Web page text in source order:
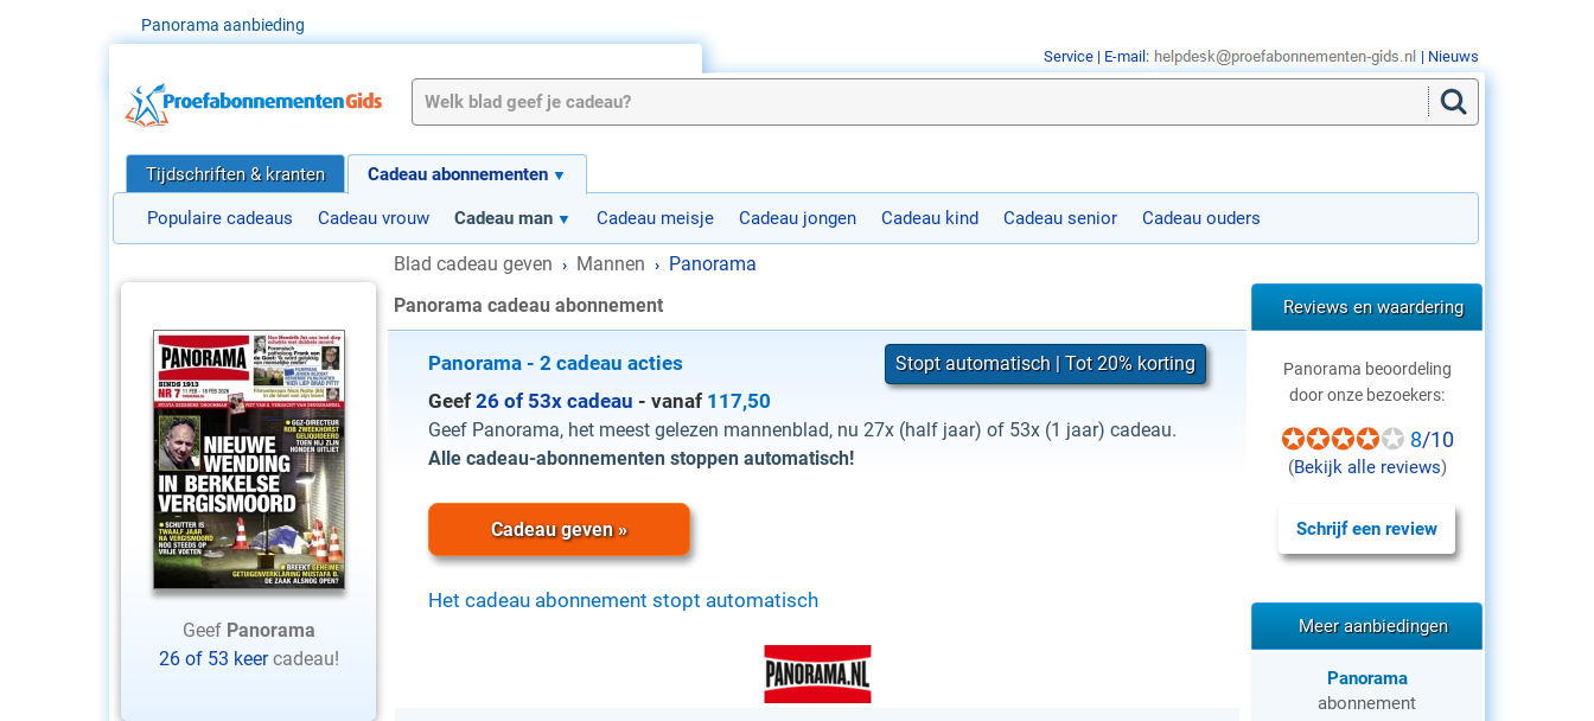
Panorama aanbieding
Tijdschriften & kranten Cadeau abonnementen
Populaire cadeaus Cadeau vrouw Cadeau man Cadeau meisje Cadeau jongen Cadeau kind Cadeau senior Cadeau ouders
Blad cadeau geven › Mannen › Panorama
Geef Panorama
26 of 53 keercadeau!
Panorama cadeau abonnement
Stopt automatisch | Tot 20% korting
Panorama - 2 cadeau acties
Geef 26 of 53x cadeau - vanaf 117,50
Geef Panorama, het meest gelezen mannenblad, nu 27x (half jaar) of 53x (1 jaar) cadeau.
Alle cadeau-abonnementen stoppen automatisch!
Cadeau geven »
Het cadeau abonnement stopt automatisch
Reviews en waardering
Panorama beoordeling
door onze bezoekers:
8/10
(Bekijk alle reviews)
Schrijf een review
Meer aanbiedingen
Panorama
abonnement
Service | E-mail: | Nieuws